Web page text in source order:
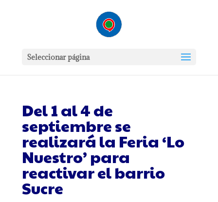
Seleccionar página
Del 1 al 4 de
septiembre se
realizará la Feria ‘Lo
Nuestro’ para
reactivar el barrio
Sucre